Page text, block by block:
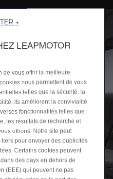
→
LEAPMOTOR
de vous offrir la meilleure
nous permettent de vous
telles que la sécurité, la
Ils améliorent la convivialité
fonctionnalités telles que
les résultats de recherche et
offrons. Notre site peut
pour envoyer des publicités
Certains cookies peuvent
des pays en dehors de
(EEE) qui peuvent ne pas